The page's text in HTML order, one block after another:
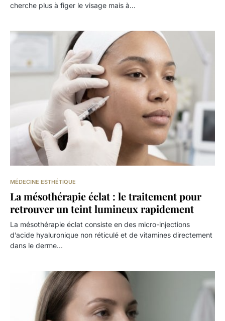
cherche plus à figer le visage mais à…
MÉDECINE ESTHÉTIQUE
La mésothérapie éclat : le traitement pour
retrouver un teint lumineux rapidement
La mésothérapie éclat consiste en des micro-injections
d’acide hyaluronique non réticulé et de vitamines directement
dans le derme…